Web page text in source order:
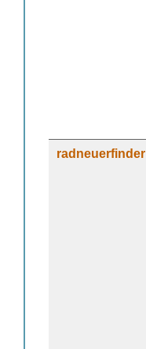
radneuerfinder